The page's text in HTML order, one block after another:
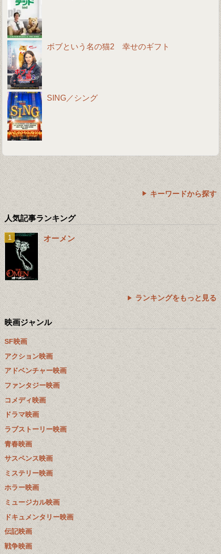
ボブという名の猫2 幸せのギフト
SING／シング
キーワードから探す
人気記事ランキング
オーメン
ランキングをもっと見る
映画ジャンル
SF映画
アクション映画
アドベンチャー映画
ファンタジー映画
コメディ映画
ドラマ映画
ラブストーリー映画
青春映画
サスペンス映画
ミステリー映画
ホラー映画
ミュージカル映画
ドキュメンタリー映画
伝記映画
戦争映画